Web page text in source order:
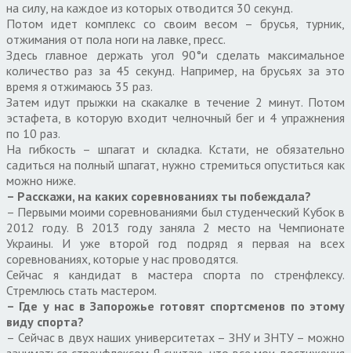
на силу, на каждое из которых отводится 30 секунд.
Потом идет комплекс со своим весом – брусья, турник,
отжимания от пола ноги на лавке, пресс.
Здесь главное держать угол 90°и сделать максимальное
количество раз за 45 секунд. Например, на брусьях за это
время я отжимаюсь 35 раз.
Затем идут прыжки на скакалке в течение 2 минут. Потом
эстафета, в которую входит челночный бег и 4 упражнения
по 10 раз.
На гибкость – шпагат и складка. Кстати, не обязательно
садиться на полный шпагат, нужно стремиться опуститься как
можно ниже.
– Расскажи, на каких соревнованиях ты побеждала?
– Первыми моими соревнованиями был студенческий Кубок в
2012 году. В 2013 году заняла 2 место на Чемпионате
Украины. И уже второй год подряд я первая на всех
соревнованиях, которые у нас проводятся.
Сейчас я кандидат в мастера спорта по стренфлексу.
Стремлюсь стать мастером.
– Где у нас в Запорожье готовят спортсменов по этому
виду спорта?
– Сейчас в двух наших университетах – ЗНУ и ЗНТУ – можно